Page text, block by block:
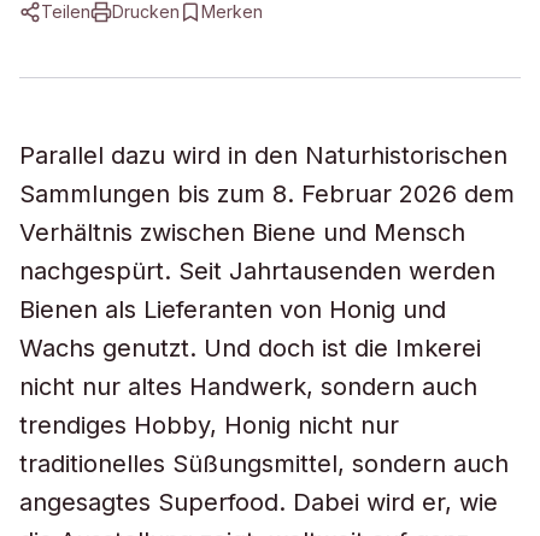
Teilen Drucken Merken
Parallel dazu wird in den Naturhistorischen
Sammlungen bis zum 8. Februar 2026 dem
Verhältnis zwischen Biene und Mensch
nachgespürt. Seit Jahrtausenden werden
Bienen als Lieferanten von Honig und
Wachs genutzt. Und doch ist die Imkerei
nicht nur altes Handwerk, sondern auch
trendiges Hobby, Honig nicht nur
traditionelles Süßungsmittel, sondern auch
angesagtes Superfood. Dabei wird er, wie